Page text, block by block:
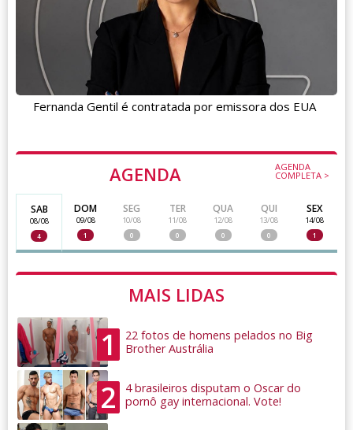
AGENDA AGENDA
COMPLETA >
SAB
08/08
4
DOM
09/08
1
SEG
10/08
0
TER
11/08
0
QUA
12/08
0
QUI
13/08
0
SEX
14/08
1
MAIS LIDAS
1
22 fotos de homens pelados no Big
Brother Austrália
2
4 brasileiros disputam o Oscar do
pornô gay internacional. Vote!
Fernanda Gentil é contratada por emissora dos EUA